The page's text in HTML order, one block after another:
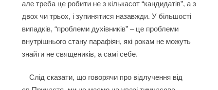
але треба це робити не з кількасот “кандидатів”, а з
двох чи трьох, і зупинятися назавжди. У більшості
випадків, “проблеми духівників” – це проблеми
внутрішнього стану парафіян, які рокам не можуть
знайти не священиків, а самі себе.
Слід сказати, що говорячи про відлучення від